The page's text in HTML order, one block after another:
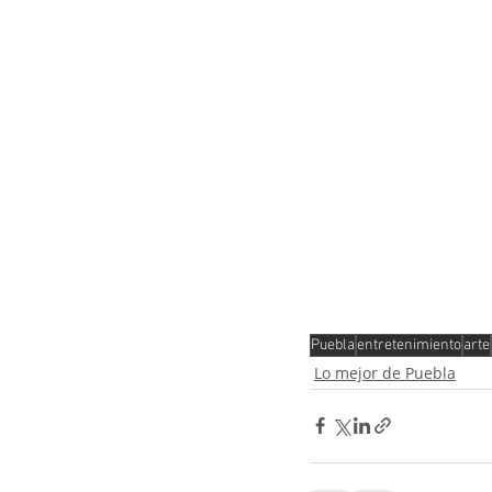
Pueblaentretenimientoarte
Lo mejor de Puebla